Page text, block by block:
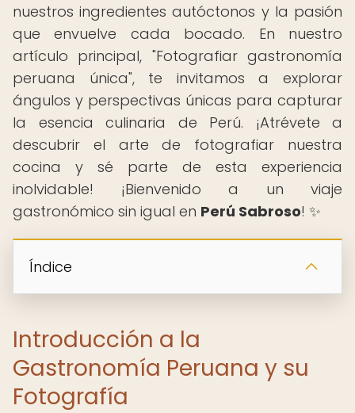
nuestros ingredientes autóctonos y la pasión
que envuelve cada bocado. En nuestro
artículo principal, "Fotografiar gastronomía
peruana única", te invitamos a explorar
ángulos y perspectivas únicas para capturar
la esencia culinaria de Perú. ¡Atrévete a
descubrir el arte de fotografiar nuestra
cocina y sé parte de esta experiencia
inolvidable! ¡Bienvenido a un viaje
gastronómico sin igual en Perú Sabroso! ️✨
Índice
Introducción a la
Gastronomía Peruana y su
Fotografía